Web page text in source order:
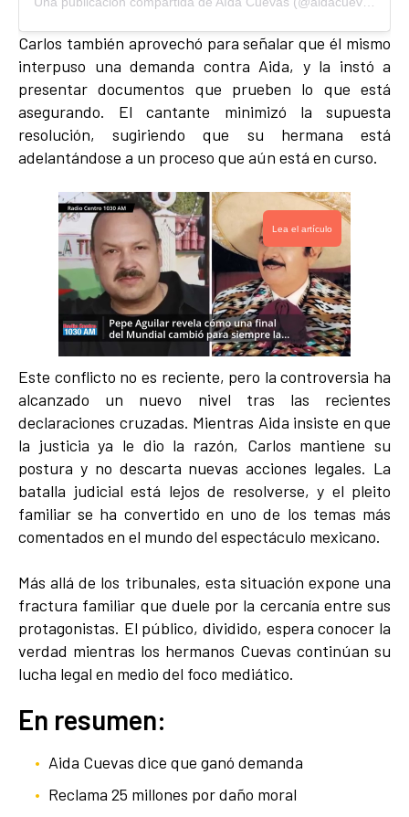
Carlos también aprovechó para señalar que él mismo
interpuso una demanda contra Aida, y la instó a
presentar documentos que prueben lo que está
asegurando. El cantante minimizó la supuesta
resolución, sugiriendo que su hermana está
adelantándose a un proceso que aún está en curso.
Lea el artículo
Este conflicto no es reciente, pero la controversia ha
alcanzado un nuevo nivel tras las recientes
declaraciones cruzadas. Mientras Aida insiste en que
la justicia ya le dio la razón, Carlos mantiene su
postura y no descarta nuevas acciones legales. La
batalla judicial está lejos de resolverse, y el pleito
familiar se ha convertido en uno de los temas más
comentados en el mundo del espectáculo mexicano.
Más allá de los tribunales, esta situación expone una
fractura familiar que duele por la cercanía entre sus
protagonistas. El público, dividido, espera conocer la
verdad mientras los hermanos Cuevas continúan su
lucha legal en medio del foco mediático.
En resumen:
Aida Cuevas dice que ganó demanda
Reclama 25 millones por daño moral